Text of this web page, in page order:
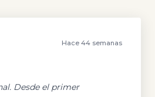
Hace 44 semanas
Desde el primer